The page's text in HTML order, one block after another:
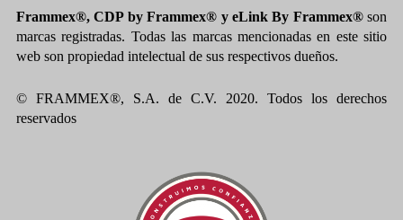
Frammex®, CDP by Frammex® y eLink By Frammex®son
marcas registradas. Todas las marcas mencionadas en este sitio
web son propiedad intelectual de sus respectivos dueños.
© FRAMMEX®, S.A. de C.V. 2020. Todos los derechos
reservados